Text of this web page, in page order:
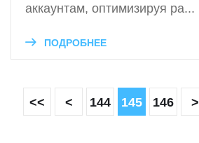
аккаунтам, оптимизируя ра...
ПОДРОБНЕЕ
<< < 144 145 146 >